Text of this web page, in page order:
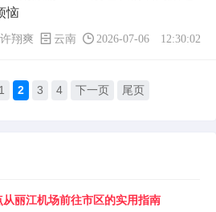
恼
许翔爽 云南 2026-07-06 12:30:02
1 2 3 4 下一页 尾页
丽江机场前往市区的实用指南